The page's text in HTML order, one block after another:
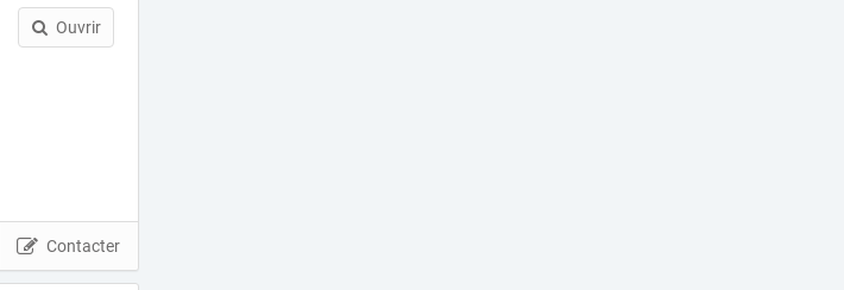
Ouvrir
Contacter